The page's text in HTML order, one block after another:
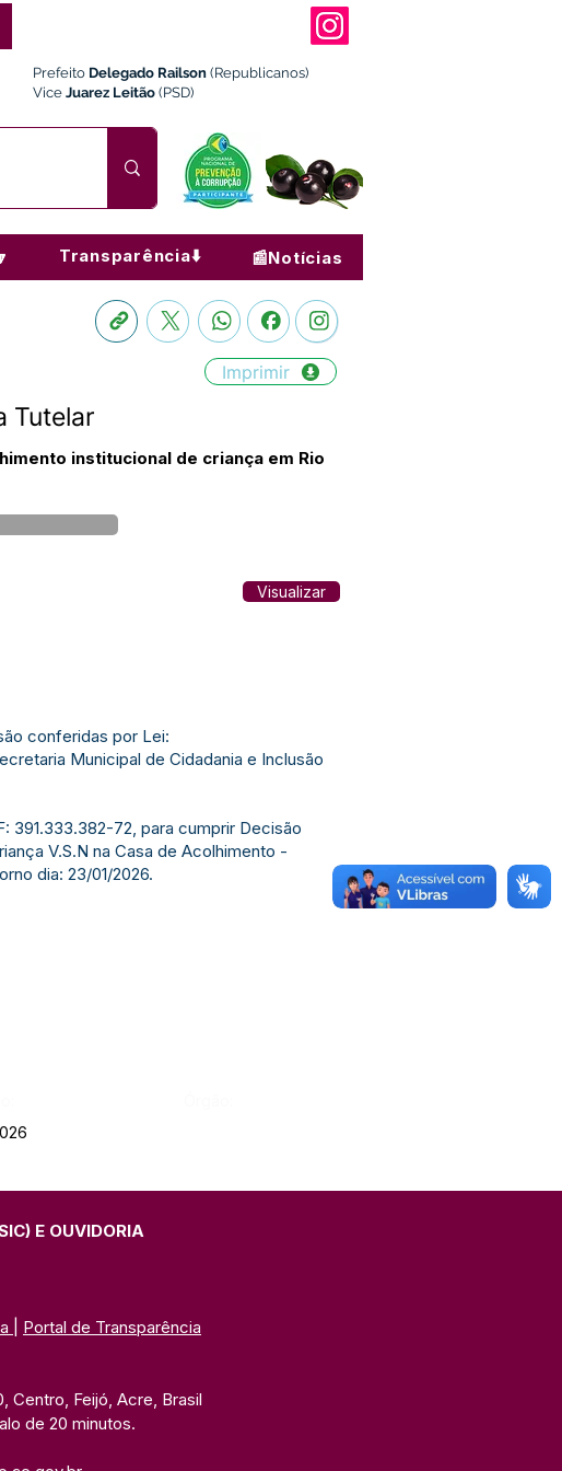
Prefeito Delegado Railson (Republicanos)
Vice Juarez Leitão (PSD)
Transparência⬇️ 📰Notícias
Imprimir
Tutelar
institucional de criança em Rio
Visualizar
conferidas por Lei:
Municipal de Cidadania e Inclusão
391.333.382-72, para cumprir Decisão
V.S.N na Casa de Acolhimento -
dia: 23/01/2026.
E OUVIDORIA
Portal de Transparência
Centro, Feijó, Acre, Brasil
de 20 minutos.